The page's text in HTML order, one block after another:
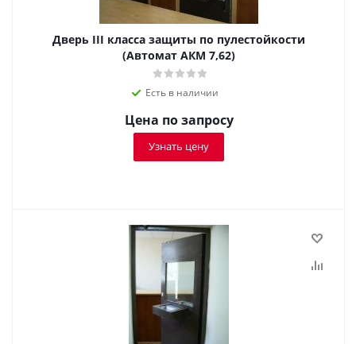
Дверь III класса защиты по пулестойкости
(Автомат АКМ 7,62)
Есть в наличии
Цена по запросу
Узнать цену